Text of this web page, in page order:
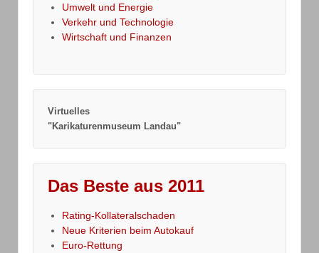
Umwelt und Energie
Verkehr und Technologie
Wirtschaft und Finanzen
Virtuelles
"Karikaturenmuseum Landau"
Das Beste aus 2011
Rating-Kollateralschaden
Neue Kriterien beim Autokauf
Euro-Rettung